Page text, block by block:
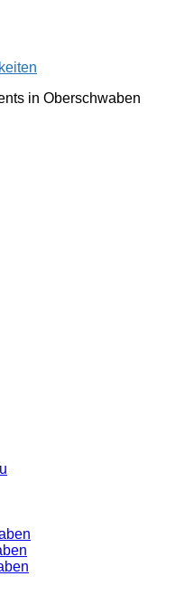
in Oberschwaben